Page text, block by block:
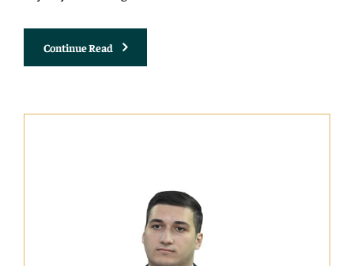
Continue Read Direktor
I
Promene